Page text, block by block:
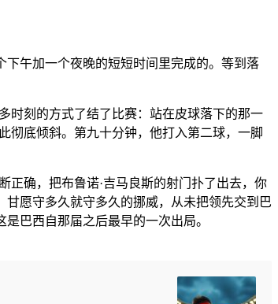
午加一个夜晚的短短时间里完成的。等到落
时刻的方式了结了比赛：站在皮球落下的那一
彻底倾斜。第九十分钟，他打入第二球，一脚
正确，把布鲁诺·吉马良斯的射门扑了出去，你
愿守多久就守多久的挪威，从未把领先交到巴
巴西自那届之后最早的一次出局。